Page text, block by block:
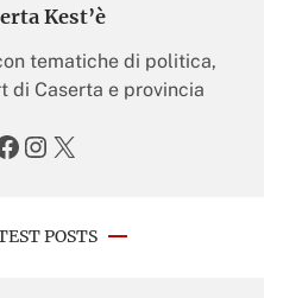
Kest’è
tematiche di politica,
di Caserta e provincia
Instagram X
POSTS